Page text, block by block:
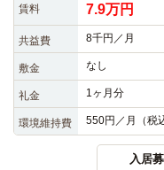
賃料 7.9万円
共益費 8千円／月
敷金 なし
礼金 1ヶ月分
環境維持費 550円／月（税
入居